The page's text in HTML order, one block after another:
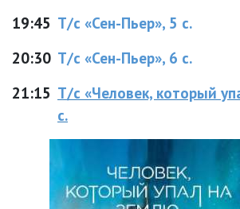
19:45 Т/с «Сен-Пьер», 5 с.
20:30 Т/с «Сен-Пьер», 6 с.
21:15 Т/с «Человек, который
с.